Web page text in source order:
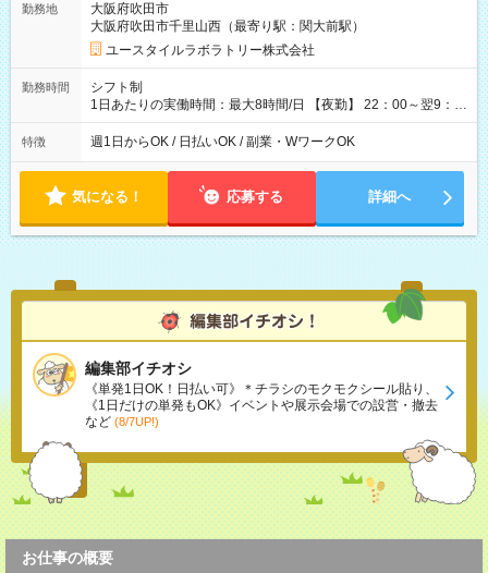
月 ※ 雇用形態と給与に、本採用時と異なる部分があります。 雇
用形態：本採用時と同じです。 給与：時給 1,610円以上
勤務地
大阪府吹田市
大阪府吹田市千里山西（最寄り駅：関大前駅）
ユースタイルラボラトリー株式会社
勤務時間
シフト制
1日あたりの実働時間：最大8時間/日 【夜勤】 22：00～翌9：
00 ※週1日～OK ／ 夜勤専従 ＊＊ 勤務時間例 ＊＊ ■22時か
ら翌7時 ■23時から翌8時 ■24時から翌9時 など ※上記の時間
ます。 ※曜日固定（毎週同じ曜日での勤務となります）
特徴 週1日からOK / 日払いOK / 副業・WワークOK
気になる！ 応募する 詳細へ
編集部イチオシ
《単発1日OK！日払い可》＊チラシのモクモクシール貼り、
《1日だけの単発もOK》イベントや展示会場での設営・撤去
など (8/7UP!)
お仕事の概要